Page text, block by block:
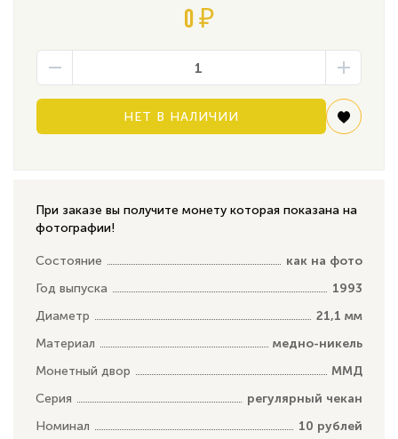
0 ₽
НЕТ В НАЛИЧИИ
При заказе вы получите монету которая показана на
фотографии!
Состояние
как на фото
Год выпуска
1993
Диаметр
21,1 мм
Материал
медно-никель
Монетный двор
ММД
Серия
регулярный чекан
Номинал
10 рублей